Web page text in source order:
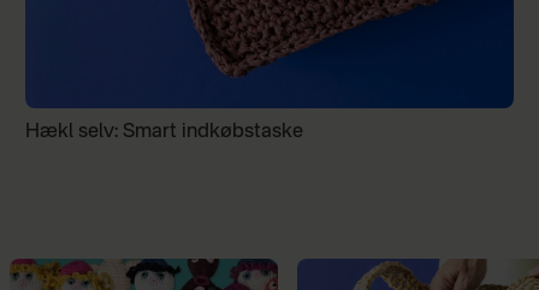
Hækl selv: Smart indkøbstaske